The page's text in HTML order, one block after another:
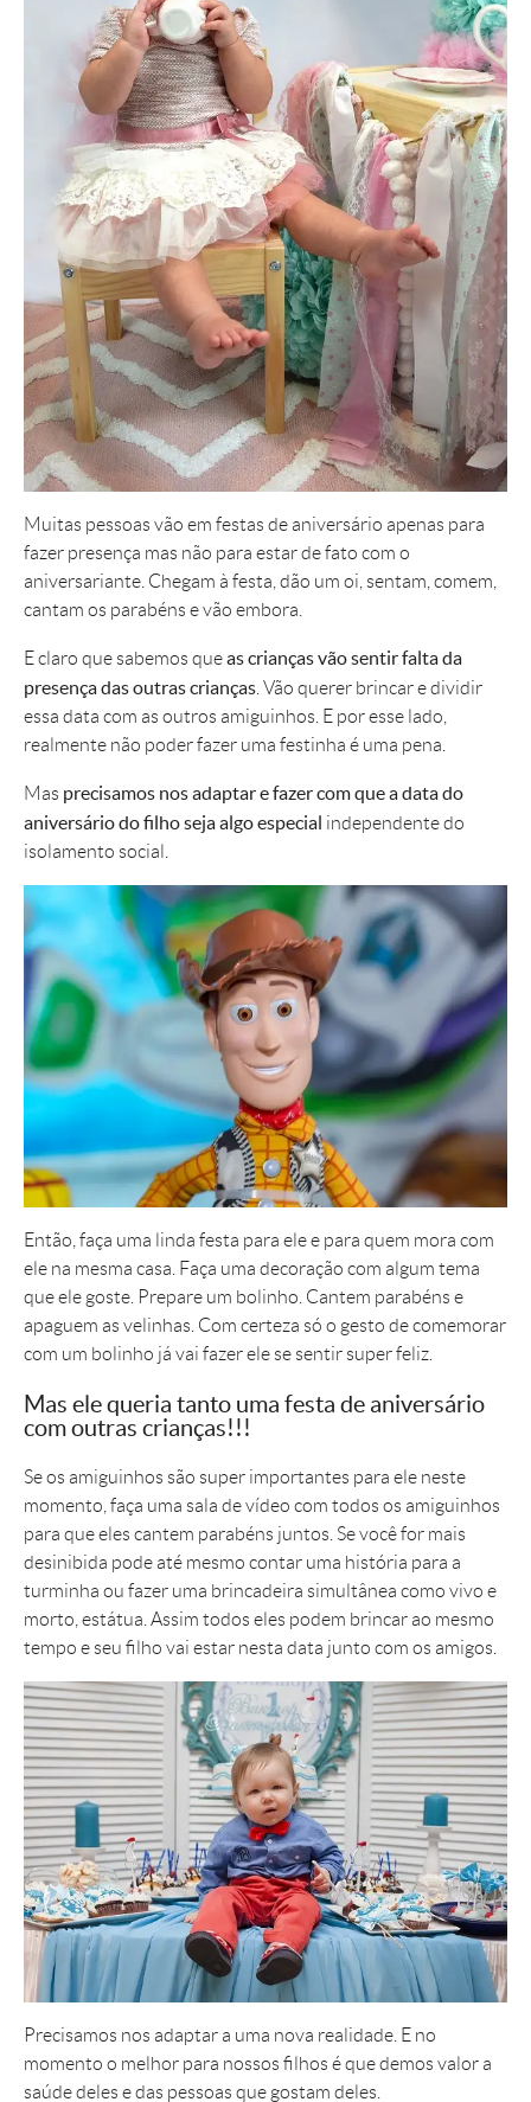
Muitas pessoas vão em festas de aniversário apenas para
fazer presença mas não para estar de fato com o
aniversariante. Chegam à festa, dão um oi, sentam, comem,
cantam os parabéns e vão embora.
E claro que sabemos queas crianças vão sentir falta da
presença das outras crianças . Vão querer brincar e dividir
essa data com as outros amiguinhos. E por esse lado,
realmente não poder fazer uma festinha é uma pena.
Mas precisamos nos adaptar e fazer com que a data do
aniversário do filho seja algo especial independente do
isolamento social.
Então, faça uma linda festa para ele e para quem mora com
ele na mesma casa. Faça uma decoração com algum tema
que ele goste. Prepare um bolinho. Cantem parabéns e
apaguem as velinhas. Com certeza só o gesto de comemorar
com um bolinho já vai fazer ele se sentir super feliz.
Mas ele queria tanto uma festa de aniversário
com outras crianças!!!
Se os amiguinhos são super importantes para ele neste
momento, faça uma sala de vídeo com todos os amiguinhos
para que eles cantem parabéns juntos. Se você for mais
desinibida pode até mesmo contar uma história para a
turminha ou fazer uma brincadeira simultânea como vivo e
morto, estátua. Assim todos eles podem brincar ao mesmo
tempo e seu filho vai estar nesta data junto com os amigos.
Precisamos nos adaptar a uma nova realidade. E no
momento o melhor para nossos filhos é que demos valor a
saúde deles e das pessoas que gostam deles.